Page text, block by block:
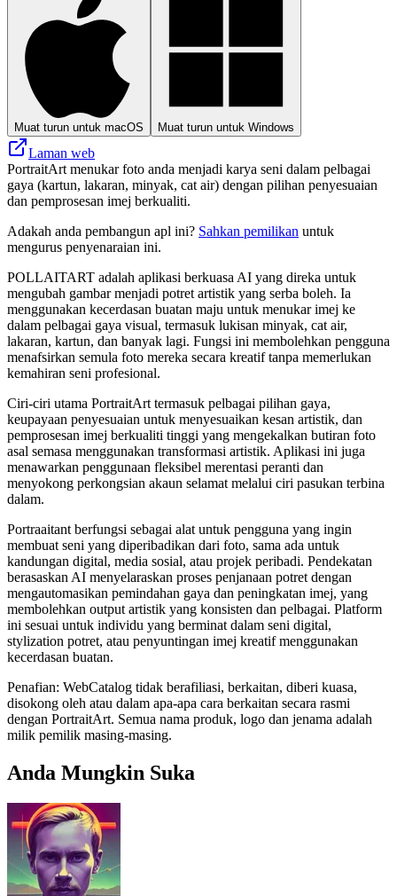
Muat turun untuk macOS Muat turun untuk Windows
Laman web
PortraitArt menukar foto anda menjadi karya seni dalam pelbagai
gaya (kartun, lakaran, minyak, cat air) dengan pilihan penyesuaian
dan pemprosesan imej berkualiti.
Adakah anda pembangun apl ini? Sahkan pemilikan untuk
mengurus penyenaraian ini.
POLLAITART adalah aplikasi berkuasa AI yang direka untuk
mengubah gambar menjadi potret artistik yang serba boleh. Ia
menggunakan kecerdasan buatan maju untuk menukar imej ke
dalam pelbagai gaya visual, termasuk lukisan minyak, cat air,
lakaran, kartun, dan banyak lagi. Fungsi ini membolehkan pengguna
menafsirkan semula foto mereka secara kreatif tanpa memerlukan
kemahiran seni profesional.
Ciri-ciri utama PortraitArt termasuk pelbagai pilihan gaya,
keupayaan penyesuaian untuk menyesuaikan kesan artistik, dan
pemprosesan imej berkualiti tinggi yang mengekalkan butiran foto
asal semasa menggunakan transformasi artistik. Aplikasi ini juga
menawarkan penggunaan fleksibel merentasi peranti dan
menyokong perkongsian akaun selamat melalui ciri pasukan terbina
dalam.
Portraaitant berfungsi sebagai alat untuk pengguna yang ingin
membuat seni yang diperibadikan dari foto, sama ada untuk
kandungan digital, media sosial, atau projek peribadi. Pendekatan
berasaskan AI menyelaraskan proses penjanaan potret dengan
mengautomasikan pemindahan gaya dan peningkatan imej, yang
membolehkan output artistik yang konsisten dan pelbagai. Platform
ini sesuai untuk individu yang berminat dalam seni digital,
stylization potret, atau penyuntingan imej kreatif menggunakan
kecerdasan buatan.
Penafian: WebCatalog tidak berafiliasi, berkaitan, diberi kuasa,
disokong oleh atau dalam apa-apa cara berkaitan secara rasmi
dengan PortraitArt. Semua nama produk, logo dan jenama adalah
milik pemilik masing-masing.
Anda Mungkin Suka